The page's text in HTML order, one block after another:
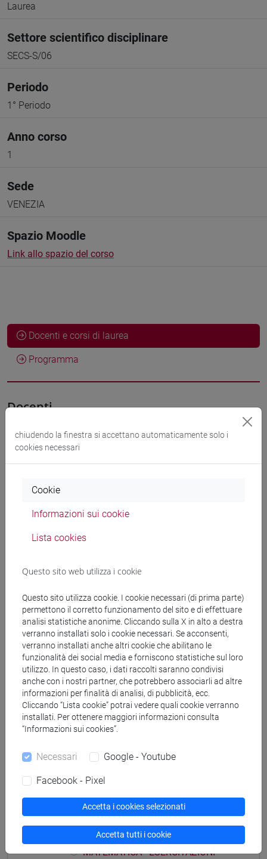
Laurea
Settore scientifico disciplinare
SECS-S/06
Periodo
1° Periodo
Anno corso
1
Sede
VENEZIA
Spazio Moodle
Link allo spazio del corso
Docenti e corsi di laurea
Programma
Docenti
ELLERO Andrea- 30h Lezione
Materiali didattici
Materiali su Moodle
Corsi di studio e percorsi
economia aziendale
Struttura generale dell'insegnamento
MATEMATICA
MATEMATICA - ESERCITAZIONI MOD.1
MATEMATICA - ESERCITAZIONI
MOD.1 Cognomi A-Di
MOD.1 Cognomi Dl-Pas
MATEMATICA - ESERCITAZIONI
MATEMATICA - ESERCITAZIONI MOD.2
MATEMATICA - ESERCITAZIONI
MOD.2 Cognomi A-Di
MATEMATICA - ESERCITAZIONI
chiudendo la finestra si accettano automaticamente solo i
cookies necessari
Cookie
Informazioni sui cookie
Lista cookies
Questo sito web utilizza i cookie
Questo sito utilizza cookie. I cookie necessari (di prima parte)
permettono il corretto funzionamento del sito e di effettuare
analisi statistiche anonime. Cliccando sulla X in alto a destra
verranno installati solo i cookie necessari. Se acconsenti,
verranno installati anche altri cookie che abilitano le
funzionalità dei social media e forniscono statistiche sul loro
utilizzo. In questo caso, i dati raccolti saranno condivisi
anche con i nostri partner, che potrebbero associarli ad altre
informazioni per finalità di analisi, di pubblicità, ecc.
Cliccando “Lista cookie” potrai vedere quali cookie verranno
installati. Per ottenere maggiori informazioni consulta
“Informazioni sui cookies”.
Necessari Google - Youtube
Facebook - Pixel
Accetta i cookies selezionati
Accetta tutti i cookie